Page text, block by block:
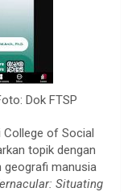
Dok FTSP
College of Social
topik dengan
geografi manusia
Situating